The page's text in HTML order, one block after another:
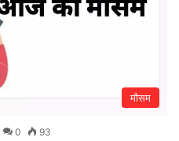
मौसम
0 93